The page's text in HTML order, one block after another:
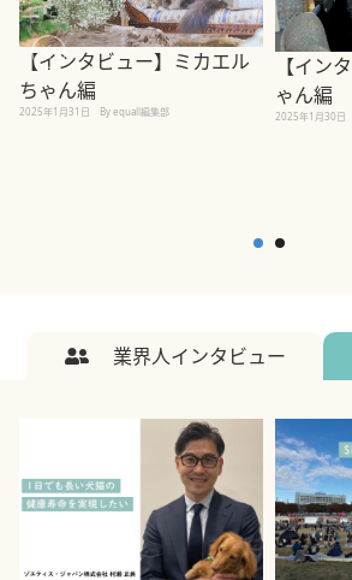
【インタビュー】ミカエル
ちゃん編
2025年1月31日 By equall編集部
【イン
ゃん編
2025年1月30日
業界人インタビュー